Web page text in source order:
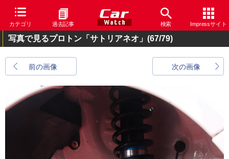
カテゴリ 過去記事 検索 Impressサイト
写真で見るプロトン「サトリアネオ」 (67/79)
前の画像 次の画像